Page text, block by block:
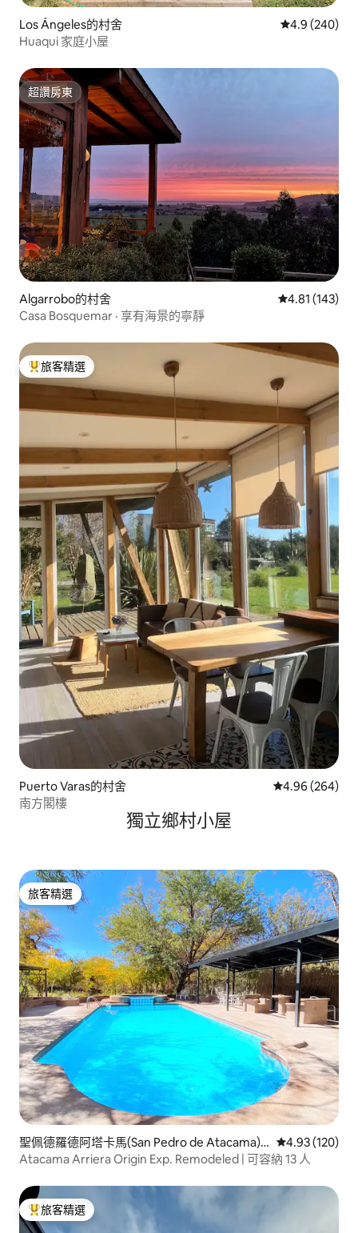
Los Ángeles的村舍 從 240 則評價
4.9 (240)
Huaqui 家庭小屋
超讚房東
超讚房東
Algarrobo的村舍 從 143 則評價
4.81 (143)
Casa Bosquemar · 享有海景的寧靜
旅客精選榜首
旅客精選
Puerto Varas的村舍 從 264 則評價
4.96 (264)
南方閣樓
獨立鄉村小屋
旅客精選
旅客精選
聖佩德羅德阿塔卡馬(San Pedro de Atacama)
的村舍
從 120 則評價
4.93 (120)
Atacama Arriera Origin Exp. Remodeled | 可容納 13 人
旅客精選榜首
旅客精選